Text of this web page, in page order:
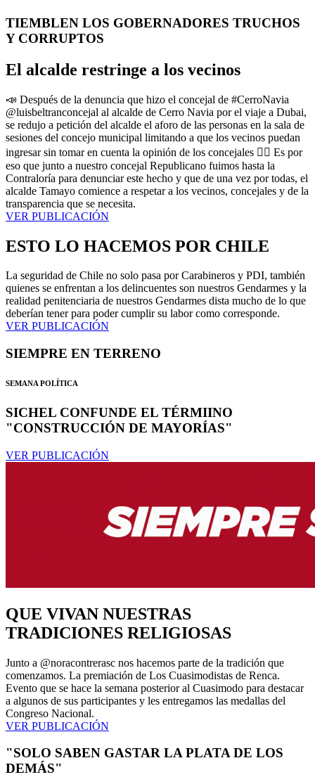
TIEMBLEN LOS GOBERNADORES TRUCHOS
Y CORRUPTOS
El alcalde restringe a los vecinos
📣 Después de la denuncia que hizo el concejal de #CerroNavia
@luisbeltranconcejal al alcalde de Cerro Navia por el viaje a Dubai,
se redujo a petición del alcalde el aforo de las personas en la sala de
sesiones del concejo municipal limitando a que los vecinos puedan
ingresar sin tomar en cuenta la opinión de los concejales ☝🏻 Es por
eso que junto a nuestro concejal Republicano fuimos hasta la
Contraloría para denunciar este hecho y que de una vez por todas, el
alcalde Tamayo comience a respetar a los vecinos, concejales y de la
transparencia que se necesita.
VER PUBLICACIÓN
ESTO LO HACEMOS POR CHILE
La seguridad de Chile no solo pasa por Carabineros y PDI, también
quienes se enfrentan a los delincuentes son nuestros Gendarmes y la
realidad penitenciaria de nuestros Gendarmes dista mucho de lo que
deberían tener para poder cumplir su labor como corresponde.
VER PUBLICACIÓN
SIEMPRE EN TERRENO
SEMANA POLÍTICA
SICHEL CONFUNDE EL TÉRMIINO
"CONSTRUCCIÓN DE MAYORÍAS"
VER PUBLICACIÓN
QUE VIVAN NUESTRAS
TRADICIONES RELIGIOSAS
Junto a @noracontrerasc nos hacemos parte de la tradición que
comenzamos. La premiación de Los Cuasimodistas de Renca.
Evento que se hace la semana posterior al Cuasimodo para destacar
a algunos de sus participantes y les entregamos las medallas del
Congreso Nacional.
VER PUBLICACIÓN
"SOLO SABEN GASTAR LA PLATA DE LOS
DEMÁS"